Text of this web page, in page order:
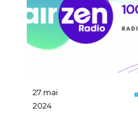
27 mai
2024